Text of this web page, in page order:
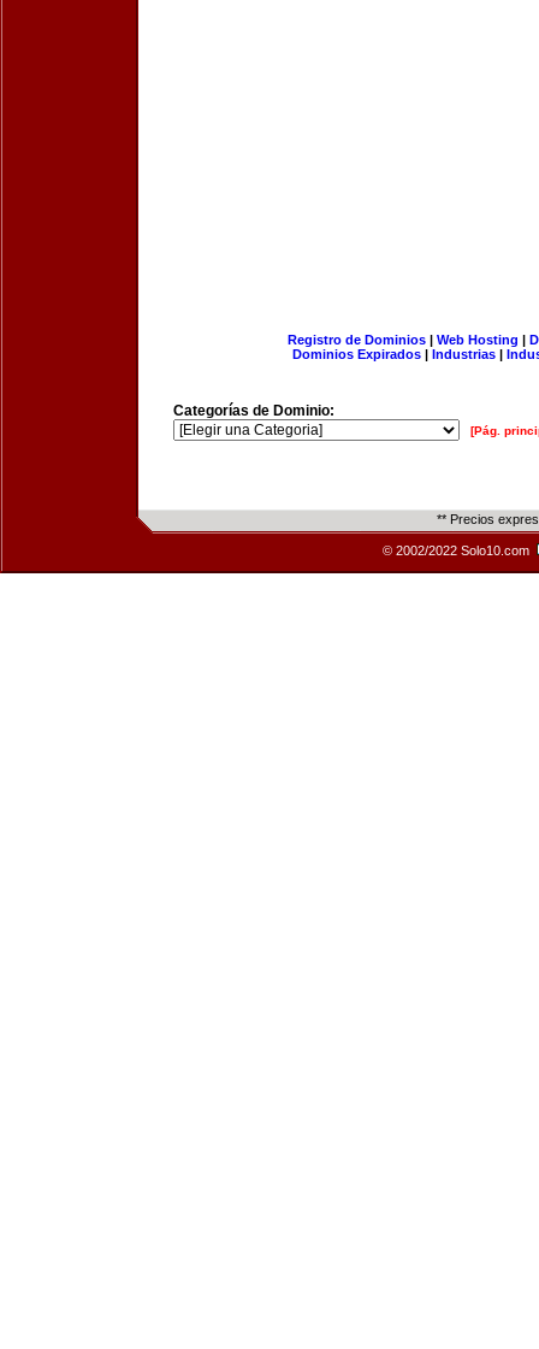
Registro de Dominios| Web Hosting |
Dominios Expirados | Industrias |
Categorías de Dominio:
[Pág.
** Precios
© 2002/2022 Solo10.com